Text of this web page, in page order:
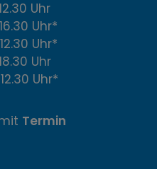
Uhr
Uhr*
Uhr*
Uhr
Uhr*
Termin